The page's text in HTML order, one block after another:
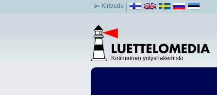
Kirjaudu
Kotimainen yrityshakemisto